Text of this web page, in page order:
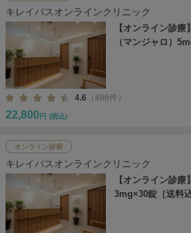
キレイパスオンラインクリニック
【オンライン診
（マンジャロ）
4.6 （486件）
22,800 円 (税込)
オンライン診療
キレイパスオンラインクリニック
【オンライン診療
3mg×30錠［送料